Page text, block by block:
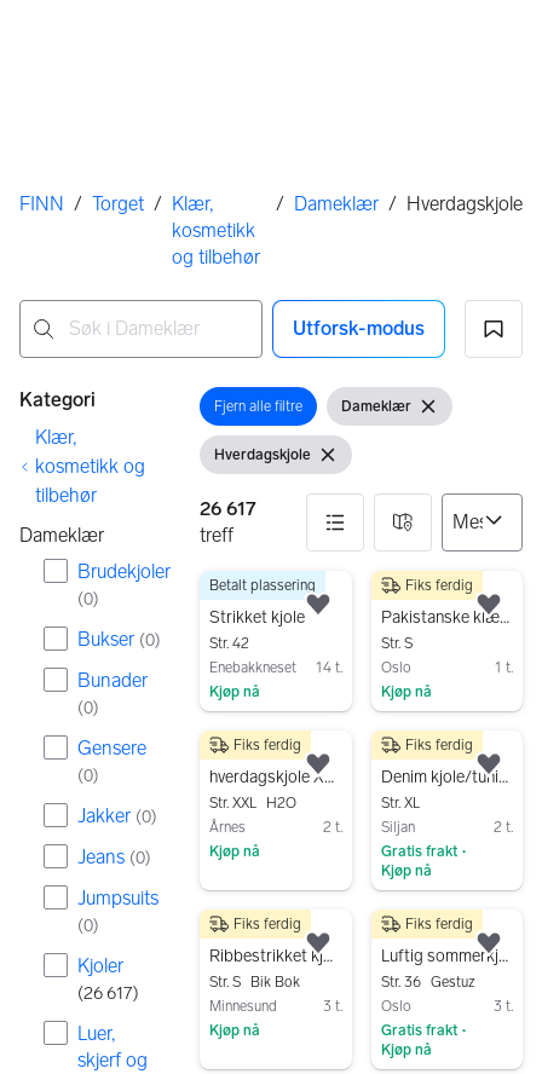
Her er du
FINN / Torget / Klær,
kosmetikk
og tilbehør
/ Dameklær / Hverdagskjole
Utforsk-modus
Filtre
Kategori
Klær,
kosmetikk og
tilbehør
Dameklær
Brudekjoler
(0)
Bukser (0)
Bunader
(0)
Gensere
(0)
Jakker (0)
Jeans (0)
Jumpsuits
(0)
Kjoler
(26 617)
Luer,
skjerf og
Åpne filter
Fjern alle filtre Vis filter
Dameklær Fjern filter
Vis filter
Hverdagskjole
Fjern filter
26 617
treff
26617 resultater
300 kr
Strikket kjole
Str. 42
Enebakkneset
14 t.
Kjøp nå
Betalt plassering
Legg til som favoritt.
99 kr
Pakistanske klær / indiske klær / desi klær
Str. S
Oslo
1 t.
Kjøp nå
Fiks ferdig
300 kr
hverdagskjole XXL flerfarget polyester
Str. XXL
H2O
Årnes
2 t.
Kjøp nå
Fiks ferdig
Legg til som favoritt.
Gå til annonsen
80 kr
Denim kjole/tunika
Str. XL
Siljan
2 t.
Gratis frakt •
Kjøp nå
Fiks ferdig
80 kr
Ribbestrikket kjole
Str. S
Bik Bok
Minnesund
3 t.
Kjøp nå
Fiks ferdig
Legg til som favoritt.
Gå til annonsen
280 kr
Luftig sommerkjole Gestuz 🦋
Str. 36 Gestuz
Oslo
3 t.
Gratis frakt •
Kjøp nå
Fiks ferdig